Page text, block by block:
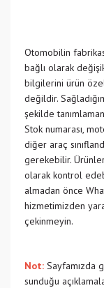
Otomobilin
bağlı olarak
bilgilerini ürün
değildir.
şekilde
Stok numarası,
diğer araç
gerekebilir.
olarak kontrol
almadan önce
hizmetimizden
çekinmeyin.
Not: Sayfamızda
sunduğu